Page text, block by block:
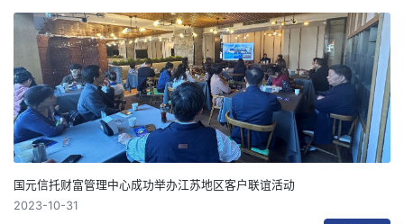
国元信托财富管理中心成功举办江苏地区客户联谊活动
2023-10-31